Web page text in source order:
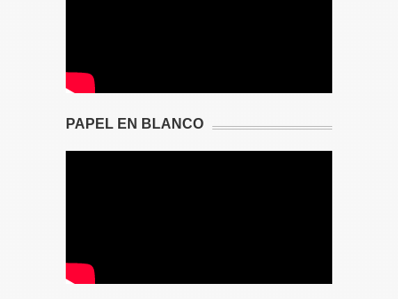
PAPEL EN BLANCO